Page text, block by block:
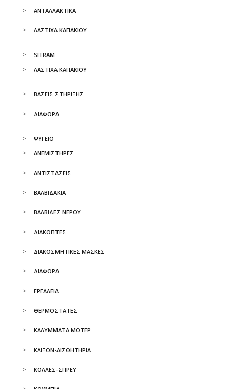
ΑΝΤΑΛΛΑΚΤΙΚΑ
ΛΑΣΤΙΧΑ ΚΑΠΑΚΙΟΥ
SITRAM
ΛΑΣΤΙΧΑ ΚΑΠΑΚΙΟΥ
ΒΑΣΕΙΣ ΣΤΗΡΙΞΗΣ
ΔΙΑΦΟΡΑ
ΨΥΓΕΙO
ΑΝΕΜΙΣΤΗΡΕΣ
ΑΝΤΙΣΤΑΣΕΙΣ
ΒΑΛΒΙΔΑΚΙΑ
ΒΑΛΒΙΔΕΣ ΝΕΡΟΥ
ΔΙΑΚΟΠΤΕΣ
ΔΙΑΚΟΣΜΗΤΙΚΕΣ ΜΑΣΚΕΣ
ΔΙΑΦΟΡΑ
ΕΡΓΑΛΕΙΑ
ΘΕΡΜΟΣΤΑΤΕΣ
ΚΑΛΥΜΜΑΤΑ ΜΟΤΕΡ
ΚΛΙΞΟΝ-ΑΙΣΘΗΤΗΡΙΑ
ΚΟΛΛΕΣ-ΣΠΡΕΥ